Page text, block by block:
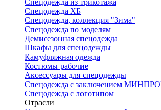
Спецодежда из трикотажа
Спецодежда ХБ
Спецодежда, коллекция "Зима"
Спецодежда по моделям
Демисезонная спецодежда
Шкафы для спецодежды
Камуфляжная одежда
Костюмы рабочие
Аксессуары для спецодежды
Спецодежда с заключением
Спецодежда с логотипом
Отрасли